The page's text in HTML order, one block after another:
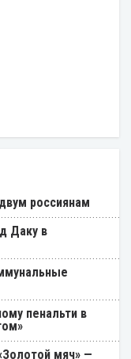
россиянам
Даку в
пенальти в
мяч» —